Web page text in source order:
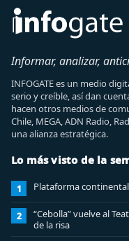
Informar, analizar,
INFOGATE es un medio
serio y creíble, así dan
hacen otros medios de
Chile, MEGA, ADN Radio,
una alianza estratégica.
Lo más visto de la
1 Plataforma
2
“Cebolla” vuelve al
de la risa